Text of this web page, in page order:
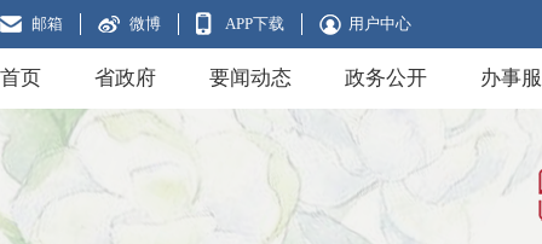
邮箱 微博 APP下载 用户中心
首页 省政府 要闻动态 政务公开 办事